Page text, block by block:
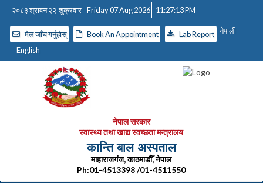
२०८३ श्रावन २२ शुक्रवार Friday 07 Aug 2026 11:27:14 PM
मेल जाँच गर्नुहोस् Book An Appointment Lab Report नेपाली
English
नेपाल सरकार
स्वास्थ्य तथा खाद्य स्वच्छता मन्त्रालय
कान्ति बाल अस्पताल
माहाराजगंज, काठमाडौँ, नेपाल
Ph:01-4513398 /01-4511550